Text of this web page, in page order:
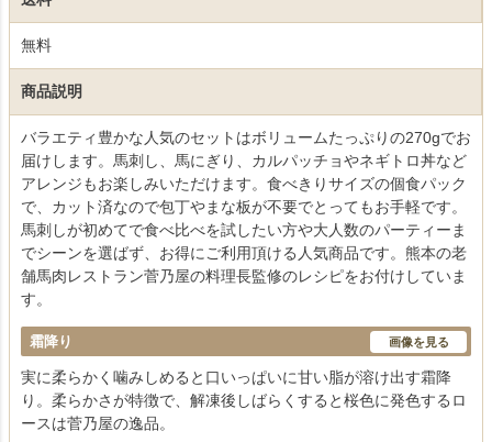
無料
商品説明
バラエティ豊かな人気のセットはボリュームたっぷりの270gでお
届けします。馬刺し、馬にぎり、カルパッチョやネギトロ丼など
アレンジもお楽しみいただけます。食べきりサイズの個食パック
で、カット済なので包丁やまな板が不要でとってもお手軽です。
馬刺しが初めてで食べ比べを試したい方や大人数のパーティーま
でシーンを選ばず、お得にご利用頂ける人気商品です。熊本の老
舗馬肉レストラン菅乃屋の料理長監修のレシピをお付けしていま
す。
霜降り
実に柔らかく噛みしめると口いっぱいに甘い脂が溶け出す霜降
り。柔らかさが特徴で、解凍後しばらくすると桜色に発色するロ
ースは菅乃屋の逸品。
画像を見る